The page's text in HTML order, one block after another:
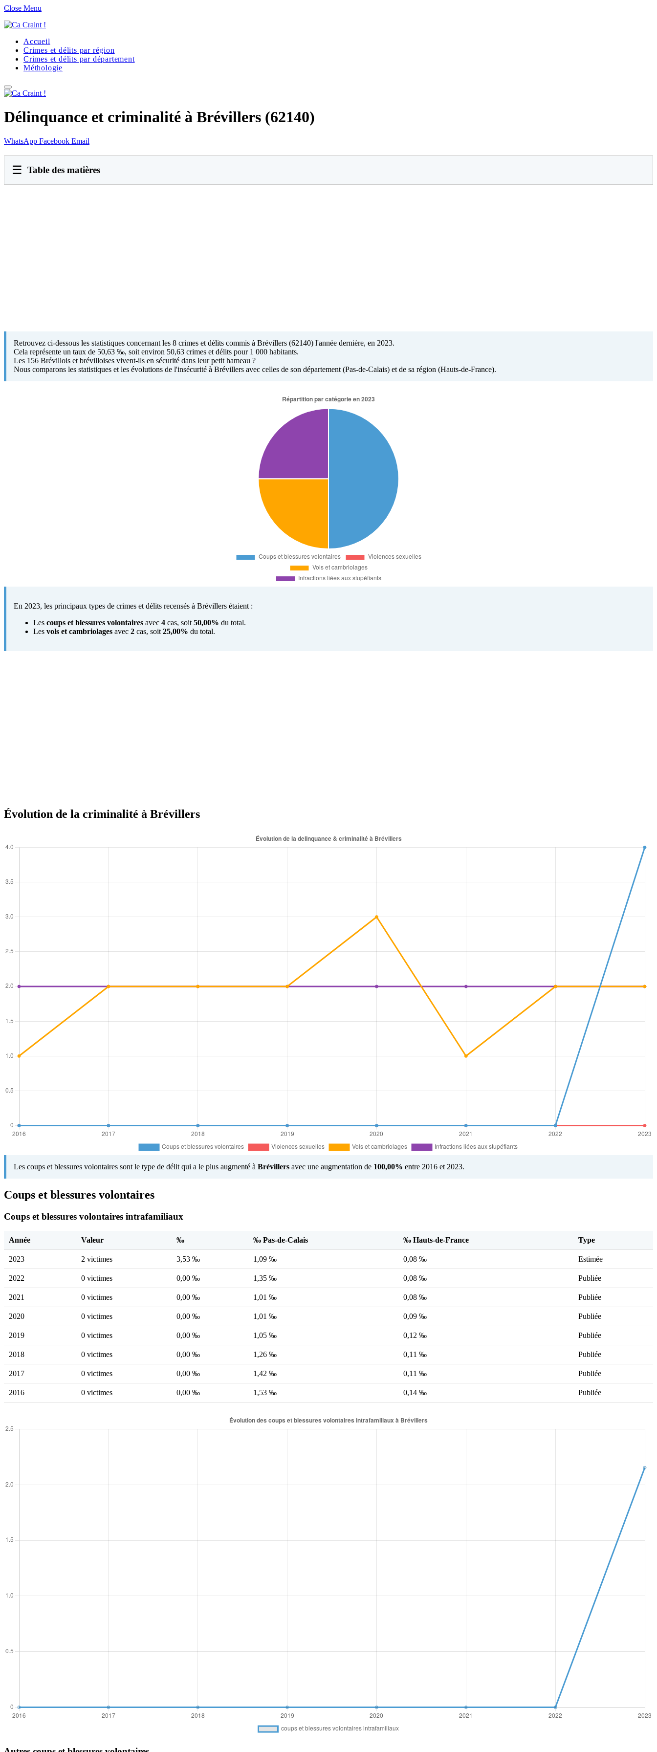
Close Menu
Accueil
Crimes et délits par région
Crimes et délits par département
Méthologie
Délinquance et criminalité à Brévillers (62140)
WhatsApp Facebook Email
☰ Table des matières
Retrouvez ci-dessous les statistiques concernant les 8 crimes et délits commis à Brévillers (62140) l'année dernière, en 2023.
Cela représente un taux de 50,63 ‰, soit environ 50,63 crimes et délits pour 1 000 habitants.
Les 156 Brévillois et brévilloises vivent-ils en sécurité dans leur petit hameau ?
Nous comparons les statistiques et les évolutions de l'insécurité à Brévillers avec celles de son département (Pas-de-Calais) et de sa région (Hauts-de-France).
En 2023, les principaux types de crimes et délits recensés à Brévillers étaient :
Les coups et blessures volontaires avec 4 cas, soit 50,00% du total.
Les vols et cambriolages avec 2 cas, soit 25,00% du total.
Évolution de la criminalité à Brévillers
Les coups et blessures volontaires sont le type de délit qui a le plus augmenté à Brévillers avec une augmentation de 100,00% entre 2016 et 2023.
Coups et blessures volontaires
Coups et blessures volontaires intrafamiliaux
Année Valeur ‰ ‰ Pas-de-Calais ‰ Hauts-de-France Type
2023 2 victimes 3,53 ‰ 1,09 ‰ 0,08 ‰ Estimée
2022 0 victimes 0,00 ‰ 1,35 ‰ 0,08 ‰ Publiée
2021 0 victimes 0,00 ‰ 1,01 ‰ 0,08 ‰ Publiée
2020 0 victimes 0,00 ‰ 1,01 ‰ 0,09 ‰ Publiée
2019 0 victimes 0,00 ‰ 1,05 ‰ 0,12 ‰ Publiée
2018 0 victimes 0,00 ‰ 1,26 ‰ 0,11 ‰ Publiée
2017 0 victimes 0,00 ‰ 1,42 ‰ 0,11 ‰ Publiée
2016 0 victimes 0,00 ‰ 1,53 ‰ 0,14 ‰ Publiée